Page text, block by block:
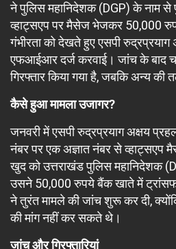
ने पुलिस महानिदेशक (DGP) के नाम से
व्हाट्सएप पर मैसेज भेजकर 50,000
गंभीरता को देखते हुए एसपी
एफआईआर दर्ज करवाई। जांच के बाद
गिरफ्तार किया गया है, जबकि अन्य की
कैसे हुआ मामला उजागर?
जनवरी में एसपी रुद्रप्रयाग अक्षय
नंबर पर एक अज्ञात नंबर से
खुद को उत्तराखंड पुलिस महानिदेशक
उसने 50,000 रुपये बैंक खाते में
ने तुरंत मामले की जांच शुरू कर दी,
की मांग नहीं कर सकते थे।
जांच और गिरफ्तारियां